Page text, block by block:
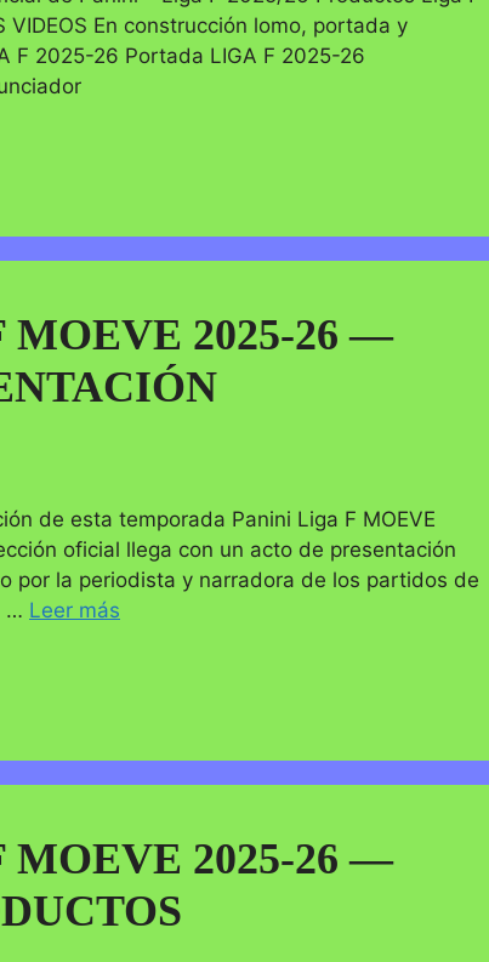
VIDEOS En construcción lomo, portada y
F 2025-26 Portada LIGA F 2025-26
2025-26 —
de esta temporada Panini Liga F MOEVE
oficial llega con un acto de presentación
por la periodista y narradora de los partidos de
… Leer más
2025-26 —